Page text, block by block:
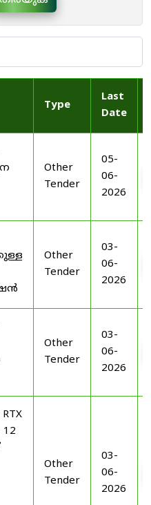
Type
Last
Date
Other
Tender
05-
06-
2026
Other
Tender
03-
06-
2026
Other
Tender
03-
06-
2026
12
Other
Tender
03-
06-
2026